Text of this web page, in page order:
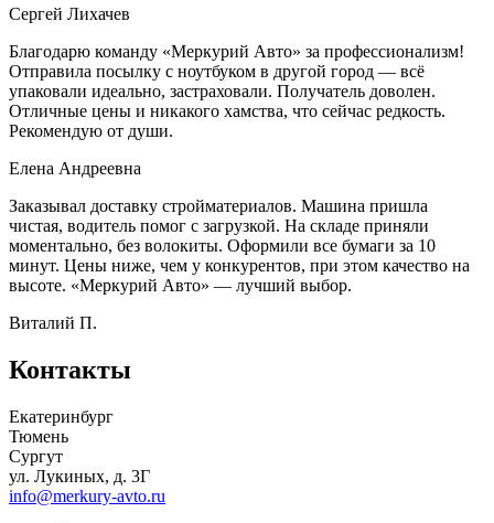
Сергей Лихачев
Благодарю команду «Меркурий Авто» за профессионализм!
Отправила посылку с ноутбуком в другой город — всё
упаковали идеально, застраховали. Получатель доволен.
Отличные цены и никакого хамства, что сейчас редкость.
Рекомендую от души.
Елена Андреевна
Заказывал доставку стройматериалов. Машина пришла
чистая, водитель помог с загрузкой. На складе приняли
моментально, без волокиты. Оформили все бумаги за 10
минут. Цены ниже, чем у конкурентов, при этом качество на
высоте. «Меркурий Авто» — лучший выбор.
Виталий П.
Контакты
Екатеринбург
Тюмень
Сургут
ул. Лукиных, д. 3Г
info@merkury-avto.ru